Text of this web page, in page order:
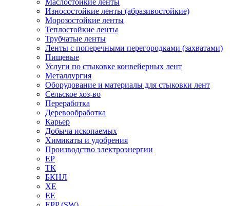
Маслостойкие ленты
Износостойкие ленты (абразивостойкие)
Морозостойкие ленты
Теплостойкие ленты
Трубчатые ленты
Ленты с поперечными перегородками (захватами)
Пищевые
Услуги по стыковке конвейерных лент
Металлургия
Оборудование и материалы для стыковки лент
Сельское хоз-во
Переработка
Деревообработка
Карьер
Добыча ископаемых
Химикаты и удобрения
Производство электроэнергии
EP
ТК
БКНЛ
XE
EE